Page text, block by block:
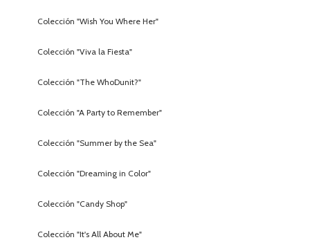
Colección "Wish You Where Her"
Colección "Viva la Fiesta"
Colección "The WhoDunit?"
Colección "A Party to Remember"
Colección "Summer by the Sea"
Colección "Dreaming in Color"
Colección "Candy Shop"
Colección "It's All About Me"